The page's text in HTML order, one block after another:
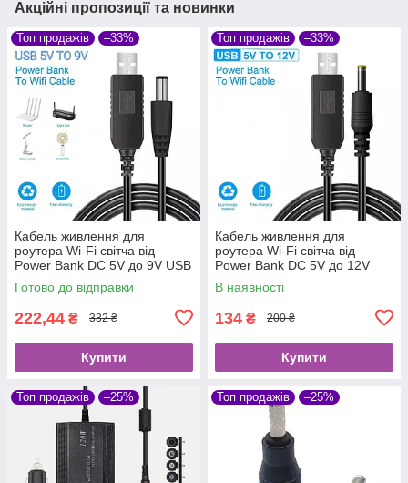
Акційні пропозиції та новинки
Топ продажів –33%
Кабель живлення для
роутера Wi-Fi світча від
Power Bank DC 5V до 9V USB
DC 5.5×2.5mm
Готово до відправки
222,44 ₴ 332 ₴
Купити
Топ продажів –33%
Кабель живлення для
роутера Wi-Fi світча від
Power Bank DC 5V до 12V
USB DC 5.5×2.5mm
В наявності
134 ₴ 200 ₴
Купити
Топ продажів –25% Топ продажів –25%